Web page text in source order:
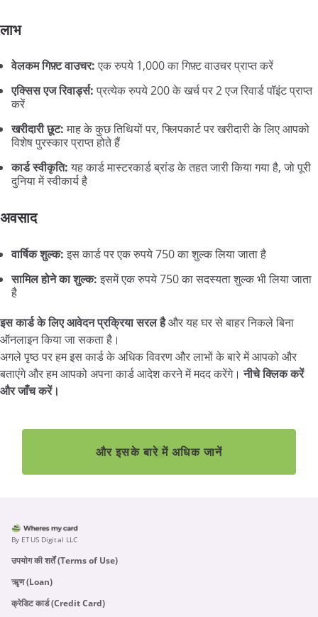
लाभ
वेलकम गिफ़्ट वाउचर: एक रुपये 1,000 का गिफ़्ट वाउचर प्राप्त करें
एक्सिस एज रिवार्ड्स: प्रत्येक रुपये 200 के खर्च पर 2 एज रिवार्ड पॉइंट प्राप्त
करें
खरीदारी छूट: माह के कुछ तिथियों पर, फ्लिपकार्ट पर खरीदारी के लिए आपको
विशेष पुरस्कार प्राप्त होते हैं
कार्ड स्वीकृति: यह कार्ड मास्टरकार्ड ब्रांड के तहत जारी किया गया है, जो पूरी
दुनिया में स्वीकार्य है
अवसाद
वार्षिक शुल्क: इस कार्ड पर एक रुपये 750 का शुल्क लिया जाता है
सामिल होने का शुल्क: इसमें एक रुपये 750 का सदस्यता शुल्क भी लिया जाता
है
इस कार्ड के लिए आवेदन प्रक्रिया सरल हैऔर यह घर से बाहर निकले बिना
ऑनलाइन किया जा सकता है।
अगले पृष्ठ पर हम इस कार्ड के अधिक विवरण और लाभों के बारे में आपको और
बताएंगे और हम आपको अपना कार्ड आदेश करने में मदद करेंगे।नीचे क्लिक करें
और जाँच करें।
और इसके बारे में अधिक जानें
By ETUS Digital LLC
उपयोग की शर्तें (Terms of Use)
ऋृण (Loan)
क्रेडिट कार्ड (Credit Card)